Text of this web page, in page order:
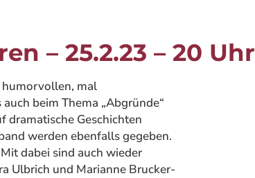
– 25.2.23 – 20 Uhr
humorvollen, mal
beim Thema „Abgründe“
dramatische Geschichten
werden ebenfalls gegeben.
dabei sind auch wieder
Ulbrich und Marianne Brucker-